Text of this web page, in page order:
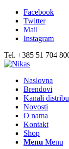
Facebook
Twitter
Mail
Instagram
Tel. +385 51 704
Naslovna
Brendovi
Kanali
Novosti
O nama
Kontakt
Shop
Menu Menu